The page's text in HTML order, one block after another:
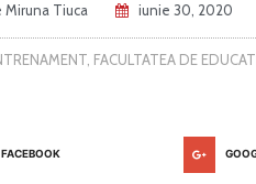
Miruna Tiuca iunie 30, 2020
FACULTATEA DE
FACEBOOK